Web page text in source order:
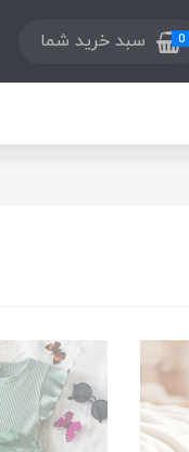
0 سبد خرید شما